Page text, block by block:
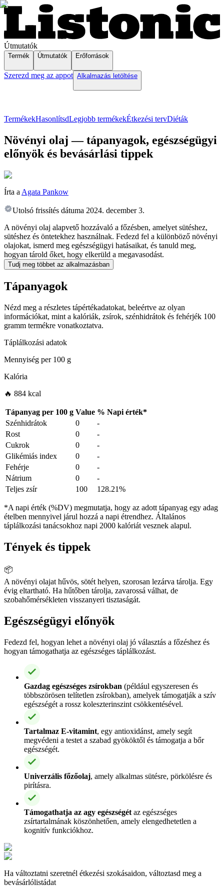
Útmutatók
Termék Útmutatók Erőforrások
Szerezd meg az appot Alkalmazás letöltése
TermékekHasonlítsdLegjobb termékekÉtkezési tervDiéták
Növényi olaj — tápanyagok, egészségügyi
előnyök és bevásárlási tippek
Írta a Agata Pankow
Utolsó frissítés dátuma 2024. december 3.
A növényi olaj alapvető hozzávaló a főzésben, amelyet sütéshez,
sütéshez és öntetekhez használnak. Fedezd fel a különböző növényi
olajokat, ismerd meg egészségügyi hatásaikat, és tanuld meg,
hogyan tárold őket, hogy elkerüld a megavasodást.
Tudj meg többet az alkalmazásban
Tápanyagok
Nézd meg a részletes tápértékadatokat, beleértve az olyan
információkat, mint a kalóriák, zsírok, szénhidrátok és fehérjék 100
gramm termékre vonatkoztatva.
Táplálkozási adatok
Mennyiség per100 g
Kalória
🔥 884 kcal
Tápanyag per 100 g Value % Napi érték*
Szénhidrátok
0
-
Rost
0
-
Cukrok
0
-
Glikémiás index
0
-
Fehérje
0
-
Nátrium
0
-
Teljes zsír
100 128.21%
*A napi érték (%DV) megmutatja, hogy az adott tápanyag egy adag
ételben mennyivel járul hozzá a napi étrendhez. Általános
táplálkozási tanácsokhoz napi 2000 kalóriát vesznek alapul.
Tények és tippek
📦
A növényi olajat hűvös, sötét helyen, szorosan lezárva tárolja. Egy
évig eltartható. Ha hűtőben tárolja, zavarossá válhat, de
szobahőmérsékleten visszanyeri tisztaságát.
Egészségügyi előnyök
Fedezd fel, hogyan lehet a növényi olaj jó választás a főzéshez és
hogyan támogathatja az egészséges táplálkozást.
Gazdag egészséges zsírokban (például egyszeresen és
többszörösen telítetlen zsírokban), amelyek támogatják a szív
egészségét a rossz koleszterinszint csökkentésével.
Tartalmaz E-vitamint, egy antioxidánst, amely segít
megvédeni a testet a szabad gyököktől és támogatja a bőr
egészségét.
Univerzális főzőolaj, amely alkalmas sütésre, pörkölésre és
pirításra.
Támogathatja az agy egészségét az egészséges
zsírtartalmának köszönhetően, amely elengedhetetlen a
kognitív funkciókhoz.
Ha változtatni szeretnél étkezési szokásaidon, változtasd meg a
bevásárlólistádat